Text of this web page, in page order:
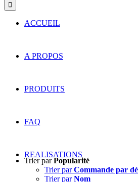
ACCUEIL
A PROPOS
PRODUITS
FAQ
REALISATIONS
Trier parPopularité
Trier parCommande par
Trier parNom